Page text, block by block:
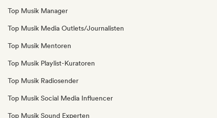
Top Musik Manager
Top Musik Media Outlets/Journalisten
Top Musik Mentoren
Top Musik Playlist-Kuratoren
Top Musik Radiosender
Top Musik Social Media Influencer
Top Musik Sound Experten